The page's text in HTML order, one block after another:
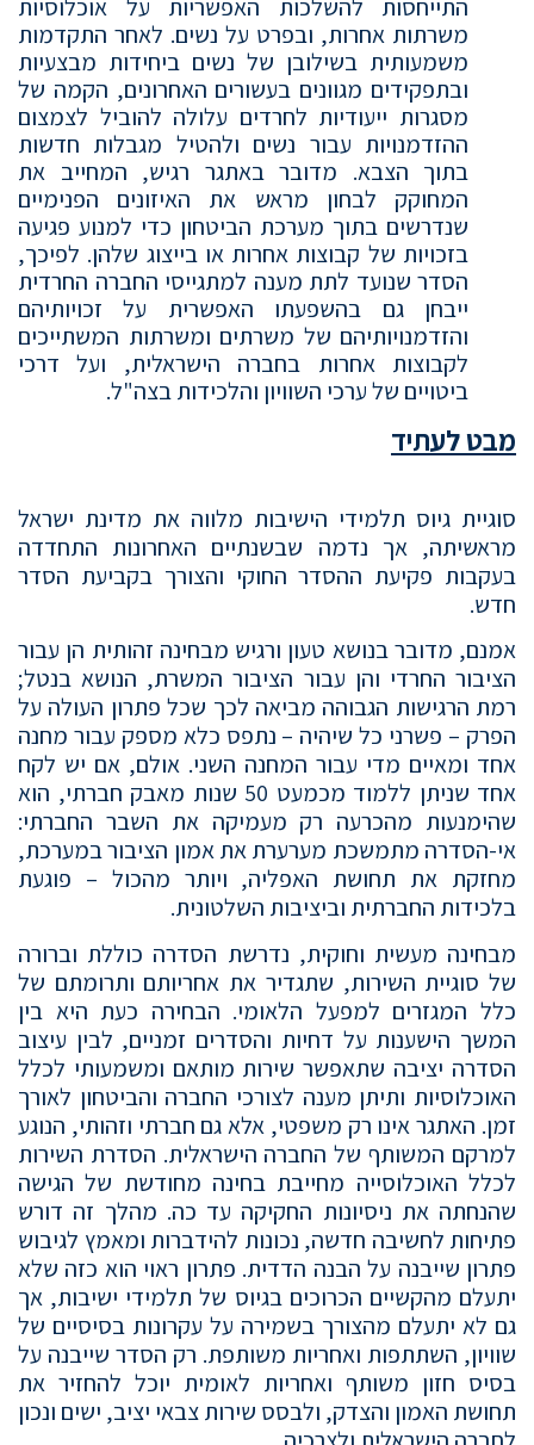
התייחסות להשלכות האפשריות על אוכלוסיות
משרתות אחרות, ובפרט על נשים. לאחר התקדמות
משמעותית בשילובן של נשים ביחידות מבצעיות
ובתפקידים מגוונים בעשורים האחרונים, הקמה של
מסגרות ייעודיות לחרדים עלולה להוביל לצמצום
ההזדמנויות עבור נשים ולהטיל מגבלות חדשות
בתוך הצבא. מדובר באתגר רגיש, המחייב את
המחוקק לבחון מראש את האיזונים הפנימיים
שנדרשים בתוך מערכת הביטחון כדי למנוע פגיעה
בזכויות של קבוצות אחרות או בייצוג שלהן. לפיכך,
הסדר שנועד לתת מענה למתגייסי החברה החרדית
ייבחן גם בהשפעתו האפשרית על זכויותיהם
והזדמנויותיהם של משרתים ומשרתות המשתייכים
לקבוצות אחרות בחברה הישראלית, ועל דרכי
ביטויים של ערכי השוויון והלכידות בצה"ל.
מבט לעתיד
סוגיית גיוס תלמידי הישיבות מלווה את מדינת ישראל
מראשיתה, אך נדמה שבשנתיים האחרונות התחדדה
בעקבות פקיעת ההסדר החוקי והצורך בקביעת הסדר
חדש.
אמנם, מדובר בנושא טעון ורגיש מבחינה זהותית הן עבור
הציבור החרדי והן עבור הציבור המשרת, הנושא בנטל;
רמת הרגישות הגבוהה מביאה לכך שכל פתרון העולה על
הפרק – פשרני כל שיהיה – נתפס כלא מספק עבור מחנה
אחד ומאיים מדי עבור המחנה השני. אולם, אם יש לקח
אחד שניתן ללמוד מכמעט 50 שנות מאבק חברתי, הוא
שהימנעות מהכרעה רק מעמיקה את השבר החברתי:
אי-הסדרה מתמשכת מערערת את אמון הציבור במערכת,
מחזקת את תחושת האפליה, ויותר מהכול – פוגעת
בלכידות החברתית וביציבות השלטונית.
מבחינה מעשית וחוקית, נדרשת הסדרה כוללת וברורה
של סוגיית השירות, שתגדיר את אחריותם ותרומתם של
כלל המגזרים למפעל הלאומי. הבחירה כעת היא בין
המשך הישענות על דחיות והסדרים זמניים, לבין עיצוב
הסדרה יציבה שתאפשר שירות מותאם ומשמעותי לכלל
האוכלוסיות ותיתן מענה לצורכי החברה והביטחון לאורך
זמן. האתגר אינו רק משפטי, אלא גם חברתי וזהותי, הנוגע
למרקם המשותף של החברה הישראלית. הסדרת השירות
לכלל האוכלוסייה מחייבת בחינה מחודשת של הגישה
שהנחתה את ניסיונות החקיקה עד כה. מהלך זה דורש
פתיחות לחשיבה חדשה, נכונות להידברות ומאמץ לגיבוש
פתרון שייבנה על הבנה הדדית. פתרון ראוי הוא כזה שלא
יתעלם מהקשיים הכרוכים בגיוס של תלמידי ישיבות, אך
גם לא יתעלם מהצורך בשמירה על עקרונות בסיסיים של
שוויון, השתתפות ואחריות משותפת. רק הסדר שייבנה על
בסיס חזון משותף ואחריות לאומית יוכל להחזיר את
תחושת האמון והצדק, ולבסס שירות צבאי יציב, ישים ונכון